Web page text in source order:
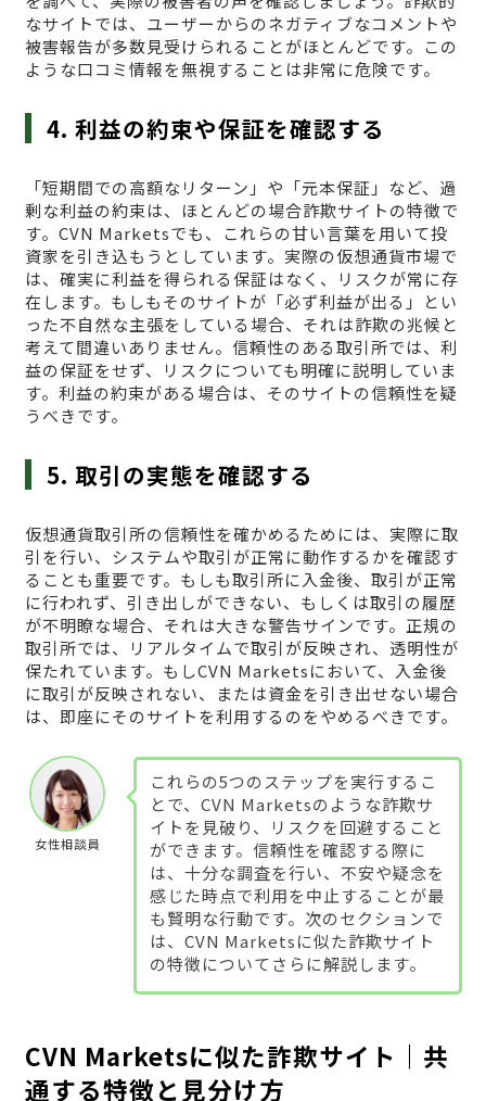
なサイトでは、ユーザーからのネガティブなコメントや
被害報告が多数見受けられることがほとんどです。この
ような口コミ情報を無視することは非常に危険です。
4. 利益の約束や保証を確認する
「短期間での高額なリターン」や「元本保証」など、過
剰な利益の約束は、ほとんどの場合詐欺サイトの特徴で
す。CVN Marketsでも、これらの甘い言葉を用いて投
資家を引き込もうとしています。実際の仮想通貨市場で
は、確実に利益を得られる保証はなく、リスクが常に存
在します。もしもそのサイトが「必ず利益が出る」とい
った不自然な主張をしている場合、それは詐欺の兆候と
考えて間違いありません。信頼性のある取引所では、利
益の保証をせず、リスクについても明確に説明していま
す。利益の約束がある場合は、そのサイトの信頼性を疑
うべきです。
5. 取引の実態を確認する
仮想通貨取引所の信頼性を確かめるためには、実際に取
引を行い、システムや取引が正常に動作するかを確認す
ることも重要です。もしも取引所に入金後、取引が正常
に行われず、引き出しができない、もしくは取引の履歴
が不明瞭な場合、それは大きな警告サインです。正規の
取引所では、リアルタイムで取引が反映され、透明性が
保たれています。もしCVN Marketsにおいて、入金後
に取引が反映されない、または資金を引き出せない場合
は、即座にそのサイトを利用するのをやめるべきです。
女性相談員
これらの5つのステップを実行するこ
とで、CVN Marketsのような詐欺サ
イトを見破り、リスクを回避すること
ができます。信頼性を確認する際に
は、十分な調査を行い、不安や疑念を
感じた時点で利用を中止することが最
も賢明な行動です。次のセクションで
は、CVN Marketsに似た詐欺サイト
の特徴についてさらに解説します。
CVN Marketsに似た詐欺サイト｜共
通する特徴と見分け方